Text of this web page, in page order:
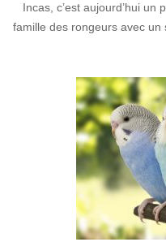
Incas, c’est aujourd’hui
famille des rongeurs avec un